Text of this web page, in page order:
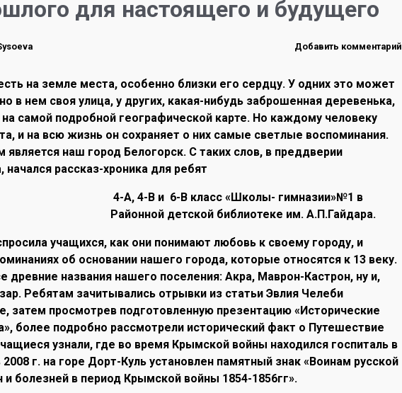
для настоящего и будущего
Добавить комментарий
на земле места, особенно близки его сердцу. У одних это может
в нем своя улица, у других, какая-нибудь заброшенная деревенька,
самой подробной географической карте. Но каждому человеку
и на всю жизнь он сохраняет о них самые светлые воспоминания.
наш город Белогорск. С таких слов, в преддверии
начался рассказ-хроника для ребят
4-А, 4-В и 6-В класс «Школы- гимназии»№1 в
Районной детской библиотеке им. А.П.Гайдара.
учащихся, как они понимают любовь к своему городу, и
об основании нашего города, которые относятся к 13 веку.
древние названия нашего поселения: Акра, Маврон-Кастрон, ну и,
Ребятам зачитывались отрывки из статьи Эвлия Челеби
затем просмотрев подготовленную презентацию «Исторические
более подробно рассмотрели исторический факт о Путешествие
узнали, где во время Крымской войны находился госпиталь в
г. на горе Дорт-Куль установлен памятный знак «Воинам русской
и болезней в период Крымской войны 1854-1856гг».